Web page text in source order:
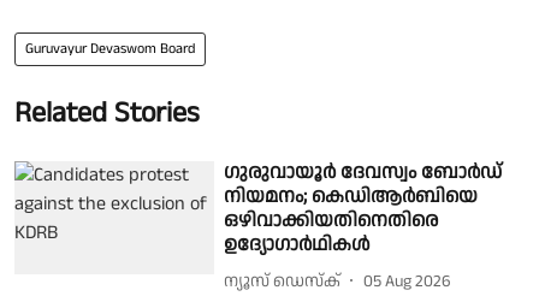
Guruvayur Devaswom Board
Related Stories
ഗുരുവായൂർ ദേവസ്വം ബോർഡ്
നിയമനം; കെഡിആർബിയെ
ഒഴിവാക്കിയതിനെതിരെ
ഉദ്യോഗാർഥികൾ
ന്യൂസ് ഡെസ്ക് 05 Aug 2026